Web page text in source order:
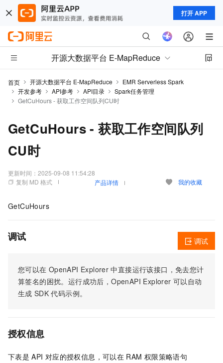
打开 APP
开源大数据平台 E-MapReduce
首页 开源大数据平台 E-MapReduce
EMR Serverless Spark
开发参考
API参考 API目录
Spark任务管理
GetCuHours - 获取工作空间队列CU时
GetCuHours - 获取工作空间队列
CU时
更新时间： 2025-09-08 11:54:28
复制 MD 格式
产品详情 我的收藏
GetCuHours
调试
您可以在 OpenAPI Explorer 中直接运行该接口，免去您计
算签名的困扰。运行成功后，OpenAPI Explorer 可以自动
生成 SDK 代码示例。
调试
授权信息
下表是 API 对应的授权信息，可以在 RAM 权限策略语句